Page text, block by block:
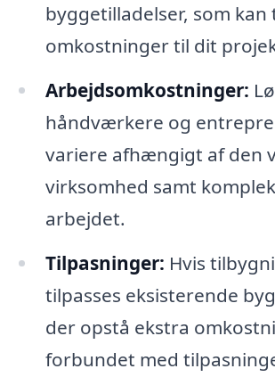
byggetilladelser, som kan
omkostninger til dit
Arbejdsomkostninger:
håndværkere og
variere afhængigt af den
virksomhed samt
arbejdet.
Tilpasninger: Hvis
tilpasses eksisterende
der opstå ekstra
forbundet med